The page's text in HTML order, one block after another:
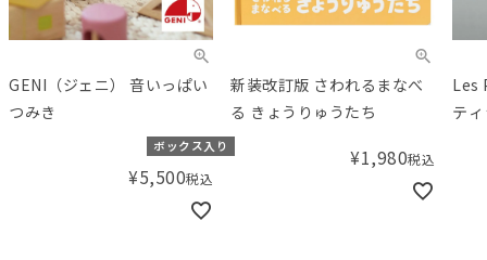
GENI（ジェニ） 音いっぱい
つみき
ボックス入り
¥5,500税込
新装改訂版 さわれるまなべ
る きょうりゅうたち
¥1,980税込
Les
テ